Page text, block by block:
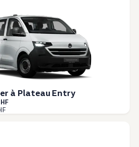
à Plateau Entry